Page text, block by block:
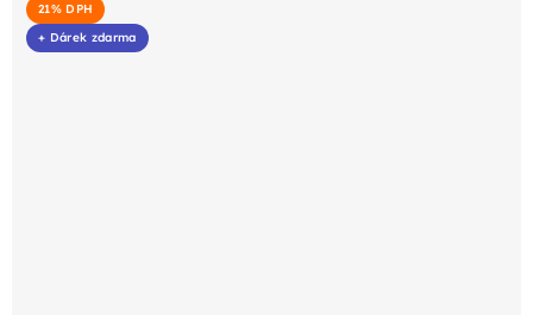
21% DPH
+ Dárek zdarma